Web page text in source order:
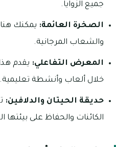
جميع الزوايا.
الصخرة العائمة: يمكنك
والشعاب المرجانية.
المعرض التفاعلي: يقدم
خلال ألعاب وأنشطة تعليمية.
حديقة الحيتان والدلافين:
الكائنات والحفاظ على بيئتها